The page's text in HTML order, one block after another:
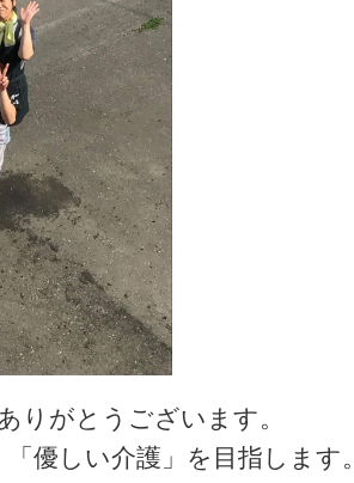
りがとうございます。
優しい介護」を目指します。